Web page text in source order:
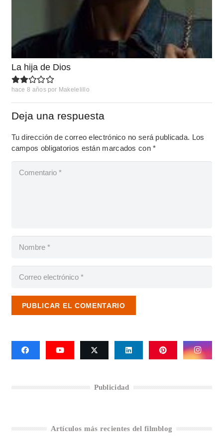
La hija de Dios
hace 8 años por Makelelillo
Deja una respuesta
Tu dirección de correo electrónico no será publicada. Los
campos obligatorios están marcados con*
PUBLICAR EL COMENTARIO
Publicidad
Artículos más recientes del filmblog